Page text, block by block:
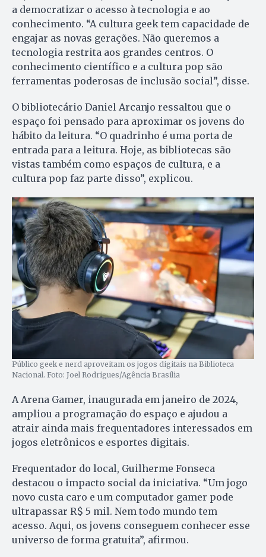
a democratizar o acesso à tecnologia e ao
conhecimento. “A cultura geek tem capacidade de
engajar as novas gerações. Não queremos a
tecnologia restrita aos grandes centros. O
conhecimento científico e a cultura pop são
ferramentas poderosas de inclusão social”, disse.
O bibliotecário Daniel Arcanjo ressaltou que o
espaço foi pensado para aproximar os jovens do
hábito da leitura. “O quadrinho é uma porta de
entrada para a leitura. Hoje, as bibliotecas são
vistas também como espaços de cultura, e a
cultura pop faz parte disso”, explicou.
Público geek e nerd aproveitam os jogos digitais na Biblioteca
Nacional. Foto: Joel Rodrigues/Agência Brasília
A Arena Gamer, inaugurada em janeiro de 2024,
ampliou a programação do espaço e ajudou a
atrair ainda mais frequentadores interessados em
jogos eletrônicos e esportes digitais.
Frequentador do local, Guilherme Fonseca
destacou o impacto social da iniciativa. “Um jogo
novo custa caro e um computador gamer pode
ultrapassar R$ 5 mil. Nem todo mundo tem
acesso. Aqui, os jovens conseguem conhecer esse
universo de forma gratuita”, afirmou.